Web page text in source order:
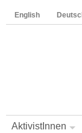
English
AktivistInnen